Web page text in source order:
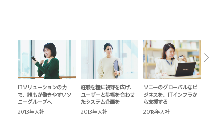
ITソリューションの力
で、誰もが働きやすいソ
ニーグループへ
2013年入社
経験を糧に視野を広げ、
ユーザーと歩幅を合わせ
たシステム企画を
2013年入社
ソニーのグローバルなビ
ジネスを、ITインフラか
ら支援する
2018年入社